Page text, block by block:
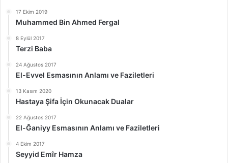
17 Ekim 2019
Muhammed Bin Ahmed Fergal
8 Eylül 2017
Terzi Baba
24 Ağustos 2017
El-Evvel Esmasının Anlamı ve Faziletleri
13 Kasım 2020
Hastaya Şifa İçin Okunacak Dualar
22 Ağustos 2017
El-Ğaniyy Esmasının Anlamı ve Faziletleri
4 Ekim 2017
Seyyid Emîr Hamza